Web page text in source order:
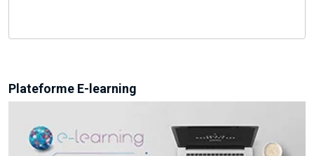
Plateforme E-learning